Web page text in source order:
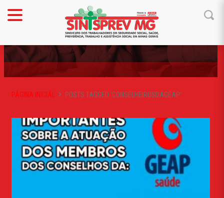
CONSELHEIROSDAGEAP
PÁGINA INICIAL POSTS TAGGED 'CONSELHEIROSDAGEAP'